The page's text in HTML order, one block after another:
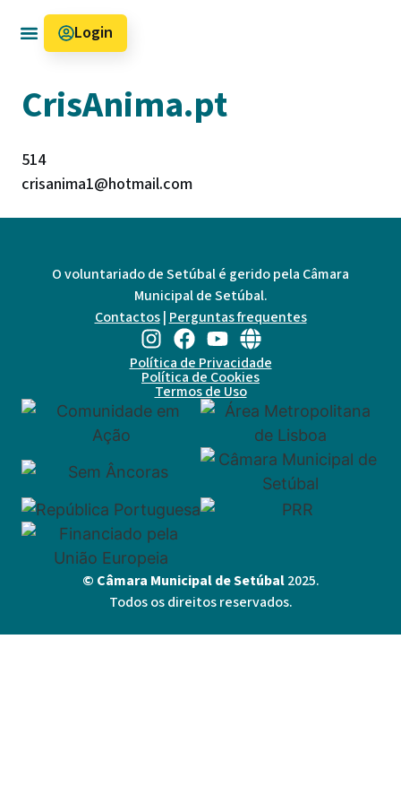
Login
CrisAnima.pt
514
crisanima1@hotmail.com
O voluntariado de Setúbal é gerido pela Câmara
Municipal de Setúbal.
Contactos| Perguntas frequentes
Política de Privacidade
Política de Cookies
Termos de Uso
© Câmara Municipal de Setúbal2025.
Todos os direitos reservados.